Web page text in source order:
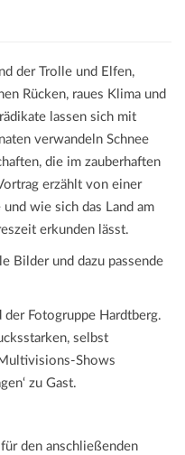
der Trolle und Elfen,
Rücken, raues Klima und
lassen sich mit
verwandeln Schnee
die im zauberhaften
erzählt von einer
wie sich das Land am
erkunden lässt.
Bilder und dazu passende
Fotogruppe Hardtberg.
selbst
Shows
zu Gast.
den anschließenden